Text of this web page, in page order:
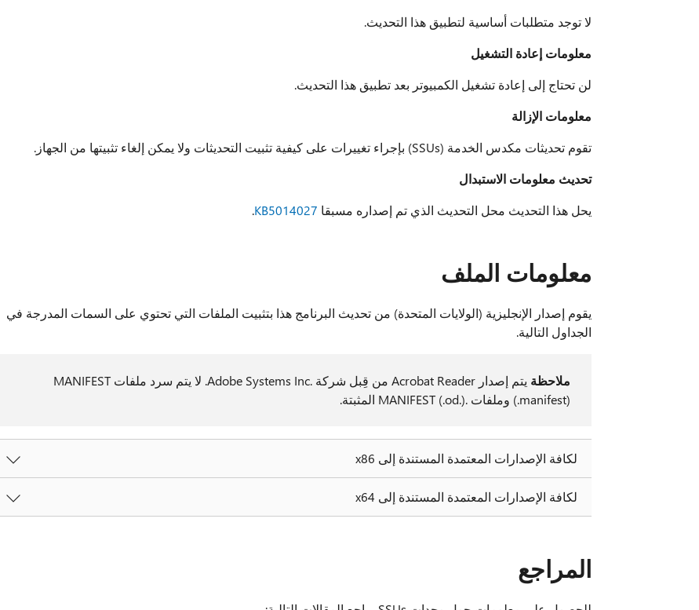
لا توجد متطلبات أساسية لتطبيق هذا التحديث.
معلومات إعادة التشغيل
لن تحتاج إلى إعادة تشغيل الكمبيوتر بعد تطبيق هذا التحديث.
معلومات الإزالة
تقوم تحديثات مكدس الخدمة (SSUs) بإجراء تغييرات على كيفية تثبيت التحديثات ولا يمكن إلغاء تثبيتها من الجهاز.
تحديث معلومات الاستبدال
يحل هذا التحديث محل التحديث الذي تم إصداره مسبقا KB5014027
.
معلومات الملف
يقوم إصدار الإنجليزية (الولايات المتحدة) من تحديث البرنامج هذا بتثبيت الملفات التي تحتوي على السمات المدرجة في
الجداول التالية.
ملاحظة
يتم إصدار Acrobat Reader من قِبل شركة Adobe Systems Inc.‎. لا يتم سرد ملفات MANIFEST
(.manifest) وملفات .MANIFEST (.od.) المثبتة.
لكافة الإصدارات المعتمدة المستندة إلى x86
لكافة الإصدارات المعتمدة المستندة إلى x64
المراجع